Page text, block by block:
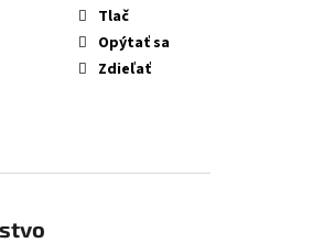
Tlač
Opýtať sa
Zdieľať